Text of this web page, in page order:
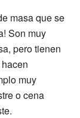
masa que se
Son muy
pero tienen
muy
o cena